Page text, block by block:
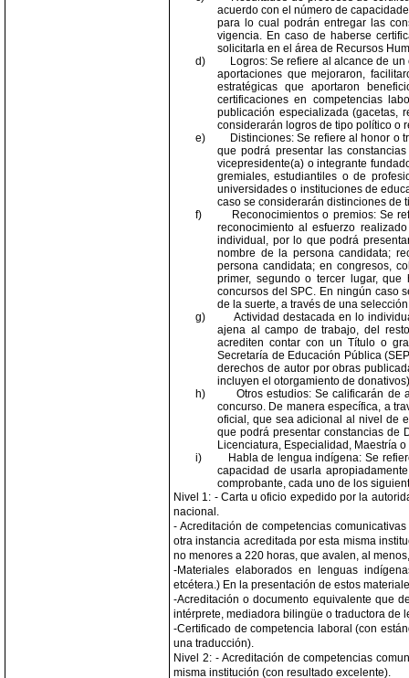
acuerdo con el número de
para lo cual podrán entregar las
vigencia. En caso de haberse
solicitarla en el área de Recursos
d)
Logros: Se refiere al alcance de
aportaciones que mejoraron,
estratégicas que aportaron
certificaciones en competencias
publicación especializada (gacetas,
considerarán logros de tipo político o
e)
Distinciones: Se refiere al honor o
que podrá presentar las
vicepresidente(a) o integrante
gremiales, estudiantiles o de
universidades o instituciones de
caso se considerarán distinciones de
f)
Reconocimientos o premios: Se
reconocimiento al esfuerzo
individual, por lo que podrá
nombre de la persona candidata;
persona candidata; en congresos,
primer, segundo o tercer lugar,
concursos del SPC. En ningún caso
de la suerte, a través de una
g)
Actividad destacada en lo
ajena al campo de trabajo, del
acrediten contar con un Título o
Secretaría de Educación Pública
derechos de autor por obras
incluyen el otorgamiento de
h)
Otros estudios: Se calificarán de
concurso. De manera específica, a
oficial, que sea adicional al nivel de
que podrá presentar constancias de
Licenciatura, Especialidad, Maestría
i)
Habla de lengua indígena: Se
capacidad de usarla
comprobante, cada uno de los
Nivel 1: - Carta u oficio expedido por la
nacional.
- Acreditación de competencias
otra instancia acreditada por esta misma
no menores a 220 horas, que avalen, al
-Materiales elaborados en lenguas
etcétera.) En la presentación de estos
-Acreditación o documento equivalente que
intérprete, mediadora bilingüe o traductora de
-Certificado de competencia laboral (con
una traducción).
Nivel 2: - Acreditación de competencias
misma institución (con resultado excelente).